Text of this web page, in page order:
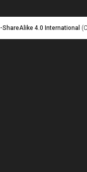
4.0 International